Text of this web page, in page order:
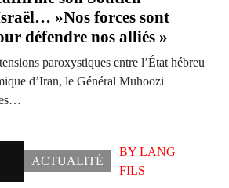
»Nos forces sont
défendre nos alliés »
paroxystiques entre l’État hébreu
d’Iran, le Général Muhoozi
ACTUALITÉ
BYLANG
FILS